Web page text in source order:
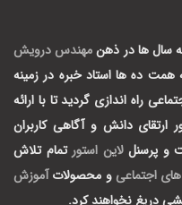
سال ها در ذهنمهندس درویش
ده ها استاد خبره در زمینه
راه اندازی گردید تا با ارائه
دانش و آگاهی کاربران
و پرسنللاین استور تمام تلاش
اجتماعی و محصولات آموزش
دریغ نخواهند کرد.